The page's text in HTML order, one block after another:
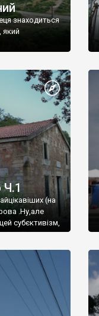
знаходиться
який
Ч.1
(на
.Ну,але
субєктивізм,